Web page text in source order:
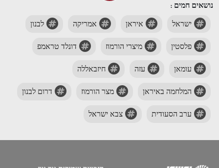
נושאים חמים :
ישראל איראן אמריקה לבנון
פלסטין מיצרי הורמוז דונלד טראמפ
עומאן עזה חיזבאללה
המלחמה באיראן מצר הורמוז דרום לבנון
ערב הסעודית צבא ישראל